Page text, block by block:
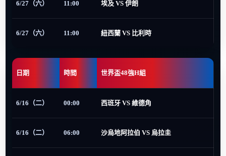
6/27（六） 11:00 埃及 VS 伊朗
6/27（六） 11:00 紐西蘭 VS 比利時
日期 時間 世界盃48強H組
6/16（二） 00:00 西班牙 VS 維德角
6/16（二） 06:00 沙烏地阿拉伯 VS 烏拉圭